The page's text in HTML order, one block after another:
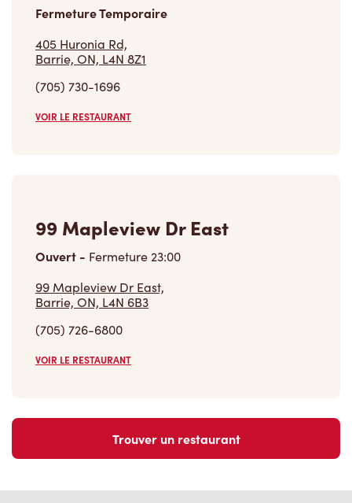
Fermeture Temporaire
405 Huronia Rd,
Barrie, ON, L4N 8Z1
(705) 730-1696
VOIR LE RESTAURANT
99 Mapleview Dr East
Ouvert - Fermeture23:00
99 Mapleview Dr East,
Barrie, ON, L4N 6B3
(705) 726-6800
VOIR LE RESTAURANT
Trouver un restaurant